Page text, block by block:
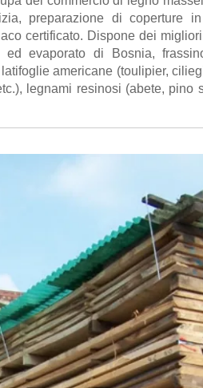
preparazione di coperture
certificato. Dispone dei
evaporato di Bosnia,
americane (toulipier,
legnami resinosi (abete, pino